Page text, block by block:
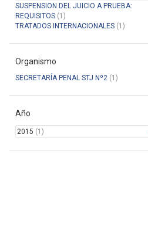
SUSPENSION DEL JUICIO A PRUEBA:
REQUISITOS (1)
TRATADOS INTERNACIONALES (1)
Organismo
SECRETARÍA PENAL STJ Nº2 (1)
Año
2015 (1)